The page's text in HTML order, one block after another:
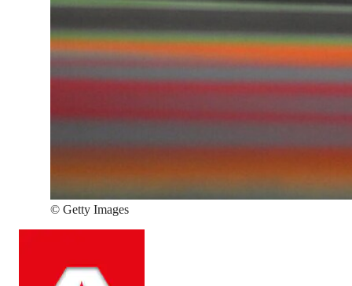
© Getty Images